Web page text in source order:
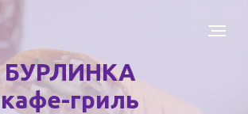
БУРЛИНКА
кафе-гриль